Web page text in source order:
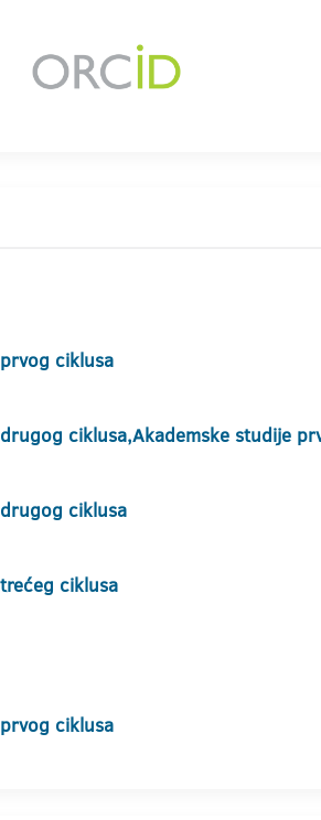
ciklusa
ciklusa,Akademske studije
ciklusa
ciklusa
ciklusa